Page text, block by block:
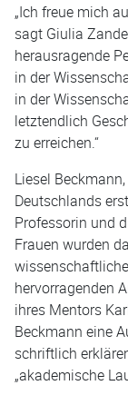
„Ich freue mich
sagt Giulia
herausragende
in der
in der
letztendlich
zu erreichen.“
Liesel
Deutschlands
Professorin und
Frauen wurden
hervorragenden
ihres Mentors
Beckmann eine
schriftlich
„akademische